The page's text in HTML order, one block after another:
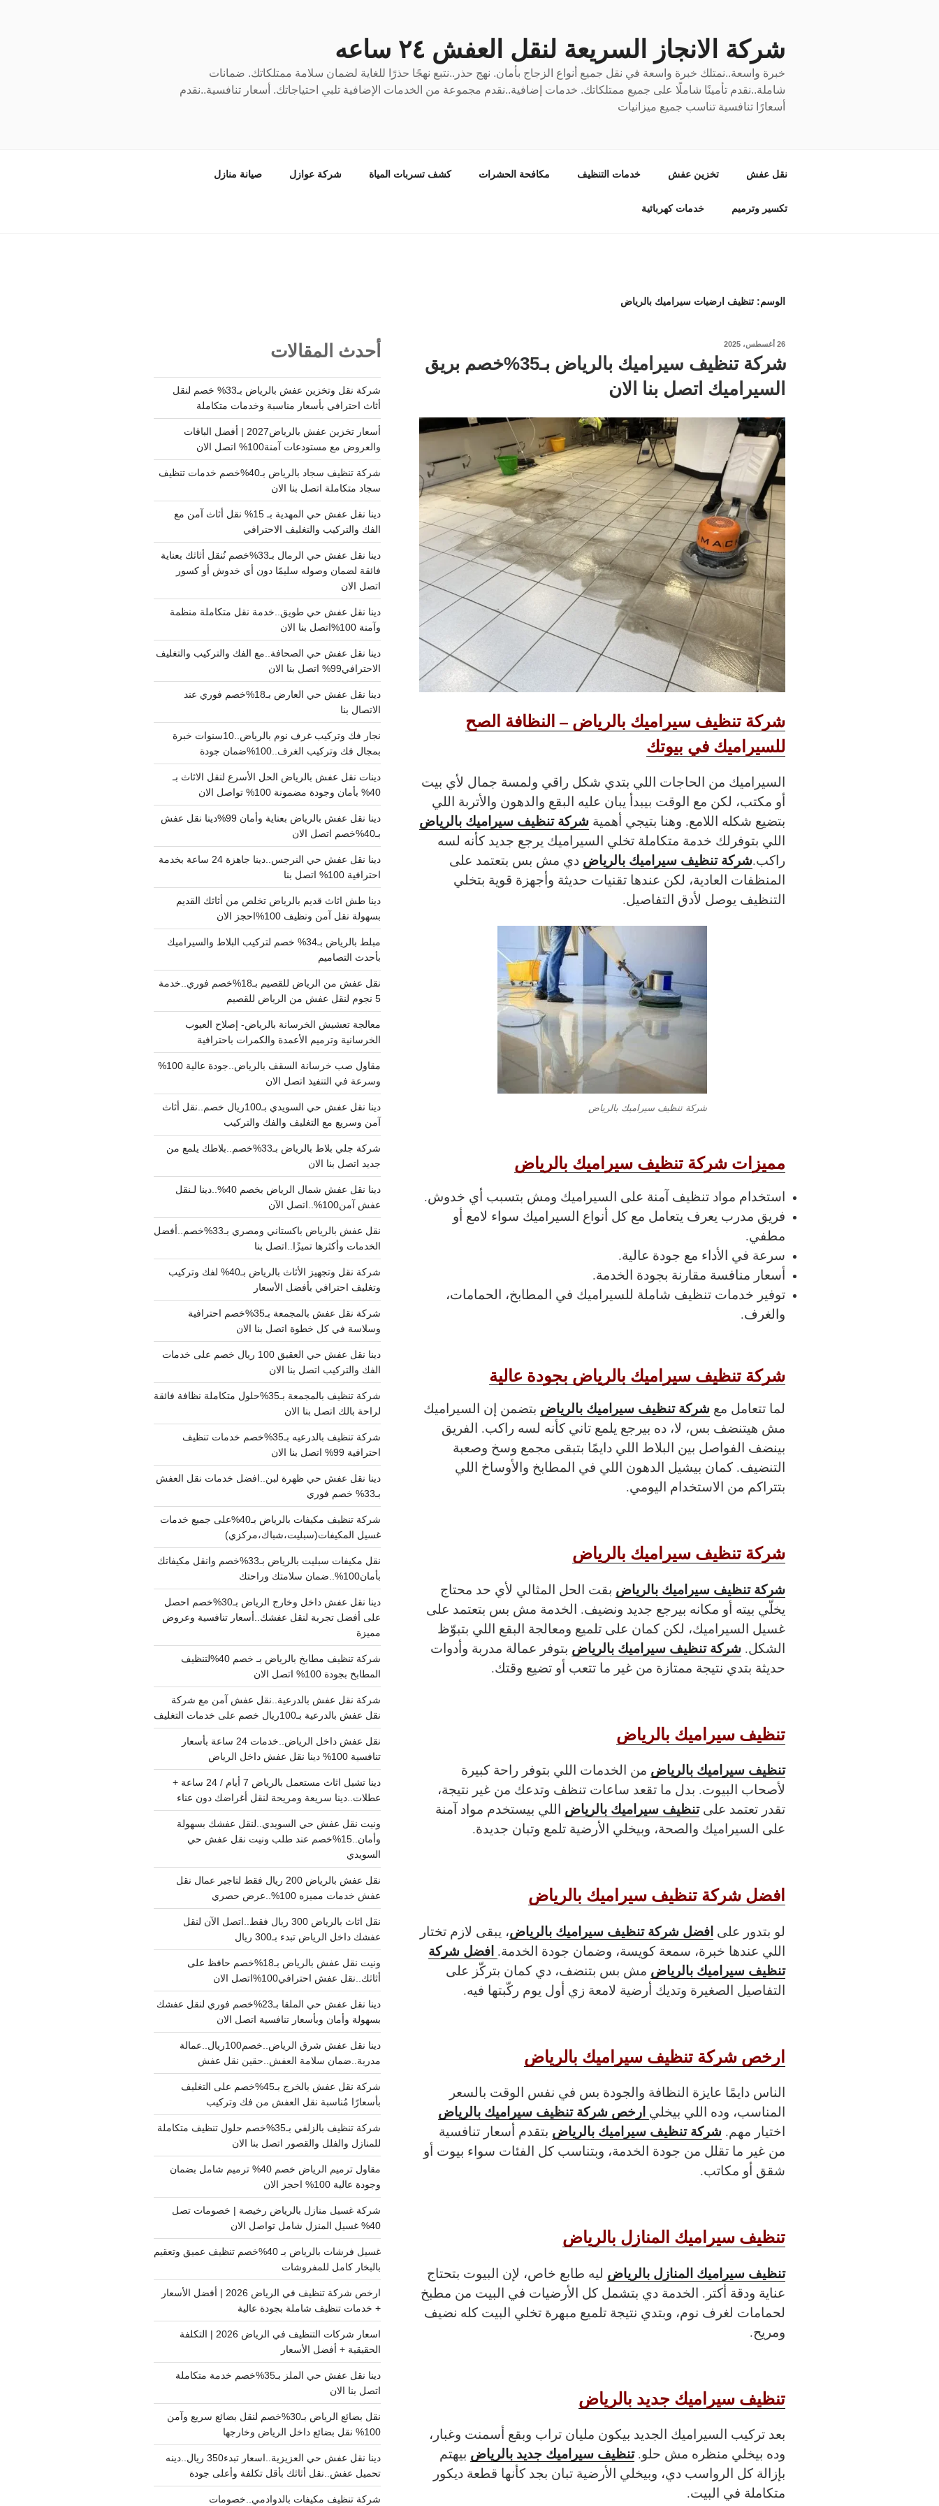
شركة الانجاز السريعة لنقل العفش ٢٤ ساعه
خبرة واسعة..نمتلك خبرة واسعة في نقل جميع أنواع الزجاج بأمان. نهج حذر..نتبع نهجًا حذرًا للغاية لضمان سلامة ممتلكاتك. ضمانات
شاملة..نقدم تأمينًا شاملًا على جميع ممتلكاتك. خدمات إضافية..نقدم مجموعة من الخدمات الإضافية تلبي احتياجاتك. أسعار تنافسية..نقدم
أسعارًا تنافسية تناسب جميع ميزانيات
نقل عفش تخزين عفش خدمات التنظيف مكافحة الحشرات كشف تسربات المياة شركة عوازل صيانة منازل
تكسير وترميم خدمات كهربائية
الوسم: تنظيف ارضيات سيراميك بالرياض
نُشر
26 أغسطس، 2025
شركة تنظيف سيراميك بالرياض بـ35%خصم بريق
السيراميك اتصل بنا الان
شركة تنظيف سيراميك بالرياض – النظافة الصح
للسيراميك في بيوتك
السيراميك من الحاجات اللي بتدي شكل راقي ولمسة جمال لأي بيت
أو مكتب، لكن مع الوقت بيبدأ يبان عليه البقع والدهون والأتربة اللي
بتضيع شكله اللامع. وهنا بتيجي أهمية شركة تنظيف سيراميك بالرياض
اللي بتوفرلك خدمة متكاملة تخلي السيراميك يرجع جديد كأنه لسه
راكب.شركة تنظيف سيراميك بالرياض دي مش بس بتعتمد على
المنظفات العادية، لكن عندها تقنيات حديثة وأجهزة قوية بتخلي
التنظيف يوصل لأدق التفاصيل.
شركة تنظيف سيراميك بالرياض
مميزات شركة تنظيف سيراميك بالرياض
استخدام مواد تنظيف آمنة على السيراميك ومش بتسبب أي خدوش.
فريق مدرب يعرف يتعامل مع كل أنواع السيراميك سواء لامع أو
مطفي.
سرعة في الأداء مع جودة عالية.
أسعار منافسة مقارنة بجودة الخدمة.
توفير خدمات تنظيف شاملة للسيراميك في المطابخ، الحمامات،
والغرف.
شركة تنظيف سيراميك بالرياض بجودة عالية
لما تتعامل مع شركة تنظيف سيراميك بالرياض بتضمن إن السيراميك
مش هيتنضف بس، لا، ده بيرجع يلمع تاني كأنه لسه راكب. الفريق
بينضف الفواصل بين البلاط اللي دايمًا بتبقى مجمع وسخ وصعبة
التنضيف. كمان بيشيل الدهون اللي في المطابخ والأوساخ اللي
بتتراكم من الاستخدام اليومي.
شركة تنظيف سيراميك بالرياض
شركة تنظيف سيراميك بالرياض بقت الحل المثالي لأي حد محتاج
يخلّي بيته أو مكانه بيرجع جديد ونضيف. الخدمة مش بس بتعتمد على
غسيل السيراميك، لكن كمان على تلميع ومعالجة البقع اللي بتبوّظ
الشكل. شركة تنظيف سيراميك بالرياض بتوفر عمالة مدربة وأدوات
حديثة بتدي نتيجة ممتازة من غير ما تتعب أو تضيع وقتك.
تنظيف سيراميك بالرياض
تنظيف سيراميك بالرياض من الخدمات اللي بتوفر راحة كبيرة
لأصحاب البيوت. بدل ما تقعد ساعات تنظف وتدعك من غير نتيجة،
تقدر تعتمد علىتنظيف سيراميك بالرياض اللي بيستخدم مواد آمنة
على السيراميك والصحة، وبيخلي الأرضية تلمع وتبان جديدة.
افضل شركة تنظيف سيراميك بالرياض
لو بتدور على افضل شركة تنظيف سيراميك بالرياض، يبقى لازم تختار
اللي عندها خبرة، سمعة كويسة، وضمان جودة الخدمة. افضل شركة
تنظيف سيراميك بالرياض مش بس بتنضف، دي كمان بتركّز على
التفاصيل الصغيرة وتديك أرضية لامعة زي أول يوم ركّبتها فيه.
ارخص شركة تنظيف سيراميك بالرياض
الناس دايمًا عايزة النظافة والجودة بس في نفس الوقت بالسعر
المناسب، وده اللي بيخلي ارخص شركة تنظيف سيراميك بالرياض
اختيار مهم. شركة تنظيف سيراميك بالرياض بتقدم أسعار تنافسية
من غير ما تقلل من جودة الخدمة، وبتناسب كل الفئات سواء بيوت أو
شقق أو مكاتب.
تنظيف سيراميك المنازل بالرياض
تنظيف سيراميك المنازل بالرياض ليه طابع خاص، لإن البيوت بتحتاج
عناية ودقة أكتر. الخدمة دي بتشمل كل الأرضيات في البيت من مطبخ
لحمامات لغرف نوم، وبتدي نتيجة تلميع مبهرة تخلي البيت كله نضيف
ومريح.
تنظيف سيراميك جديد بالرياض
بعد تركيب السيراميك الجديد بيكون مليان تراب وبقع أسمنت وغبار،
وده بيخلي منظره مش حلو.تنظيف سيراميك جديد بالرياض بيهتم
بإزالة كل الرواسب دي، وبيخلي الأرضية تبان بجد كأنها قطعة ديكور
متكاملة في البيت.
أحدث المقالات
شركة نقل وتخزين عفش بالرياض بـ33% خصم لنقل
أثاث احترافي بأسعار مناسبة وخدمات متكاملة
أسعار تخزين عفش بالرياض2027 | أفضل الباقات
والعروض مع مستودعات آمنة100% اتصل الان
شركة تنظيف سجاد بالرياض بـ40%خصم خدمات تنظيف
سجاد متكاملة اتصل بنا الان
دينا نقل عفش حي المهدية بـ 15% نقل أثاث آمن مع
الفك والتركيب والتغليف الاحترافي
دينا نقل عفش حي الرمال بـ33%خصم نُنقل أثاثك بعناية
فائقة لضمان وصوله سليمًا دون أي خدوش أو كسور
اتصل الان
دينا نقل عفش حي طويق..خدمة نقل متكاملة منظمة
وآمنة 100%اتصل بنا الان
دينا نقل عفش حي الصحافة..مع الفك والتركيب والتغليف
الاحترافي99% اتصل بنا الان
دينا نقل عفش حي العارض بـ18%خصم فوري عند
الاتصال بنا
نجار فك وتركيب غرف نوم بالرياض..10سنوات خبرة
بمجال فك وتركيب الغرف..100%ضمان جودة
دينات نقل عفش بالرياض الحل الأسرع لنقل الاثاث بـ
40% بأمان وجودة مضمونة 100% تواصل الان
دينا نقل عفش بالرياض بعناية وأمان 99%دينا نقل عفش
بـ40%خصم اتصل الان
دينا نقل عفش حي النرجس..دينا جاهزة 24 ساعة بخدمة
احترافية 100% اتصل بنا
دينا طش اثاث قديم بالرياض تخلص من أثاثك القديم
بسهولة نقل آمن ونظيف 100%احجز الان
مبلط بالرياض بـ34% خصم لتركيب البلاط والسيراميك
بأحدث التصاميم
نقل عفش من الرياض للقصيم بـ18%خصم فوري..خدمة
5 نجوم لنقل عفش من الرياض للقصيم
معالجة تعشيش الخرسانة بالرياض- إصلاح العيوب
الخرسانية وترميم الأعمدة والكمرات باحترافية
مقاول صب خرسانة السقف بالرياض..جودة عالية 100%
وسرعة في التنفيذ اتصل الان
دينا نقل عفش حي السويدي بـ100ريال خصم..نقل أثاث
آمن وسريع مع التغليف والفك والتركيب
شركة جلي بلاط بالرياض بـ33%خصم..بلاطك يلمع من
جديد اتصل بنا الان
دينا نقل عفش شمال الرياض بخصم 40%..دينا لـنقل
عفش آمن100%..اتصل الآن
نقل عفش بالرياض باكستاني ومصري بـ33%خصم..أفضل
الخدمات وأكثرها تميزًا..اتصل بنا
شركة نقل وتجهيز الأثاث بالرياض بـ40% لفك وتركيب
وتغليف احترافي بأفضل الأسعار
شركة نقل عفش بالمجمعة بـ35%خصم احترافية
وسلاسة في كل خطوة اتصل بنا الان
دينا نقل عفش حي العقيق 100 ريال خصم على خدمات
الفك والتركيب اتصل بنا الان
شركة تنظيف بالمجمعة بـ35%حلول متكاملة نظافة فائقة
لراحة بالك اتصل بنا الان
شركة تنظيف بالدرعيه بـ35%خصم خدمات تنظيف
احترافية 99% اتصل بنا الان
دينا نقل عفش حي ظهرة لبن..افضل خدمات نقل العفش
بـ33% خصم فوري
شركة تنظيف مكيفات بالرياض بـ40%على جميع خدمات
غسيل المكيفات(سبليت،شباك،مركزي)
نقل مكيفات سبليت بالرياض بـ33%خصم وانقل مكيفاتك
بأمان100%..ضمان سلامتك وراحتك
دينا نقل عفش داخل وخارج الرياض بـ30%خصم احصل
على أفضل تجربة لنقل عفشك..أسعار تنافسية وعروض
مميزة
شركة تنظيف مطابخ بالرياض بـ خصم 40%لتنظيف
المطابخ بجودة 100% اتصل الان
شركة نقل عفش بالدرعية..نقل عفش آمن مع شركة
نقل عفش بالدرعية بـ100ريال خصم على خدمات التغليف
نقل عفش داخل الرياض..خدمات 24 ساعة بأسعار
تنافسية 100% دينا نقل عفش داخل الرياض
دينا تشيل اثاث مستعمل بالرياض 7 أيام / 24 ساعة +
عطلات..دينا سريعة ومريحة لنقل أغراضك دون عناء
ونيت نقل عفش حي السويدي..لنقل عفشك بسهولة
وأمان..15%خصم عند طلب ونيت نقل عفش حي
السويدي
نقل عفش بالرياض 200 ريال فقط لتاجير عمال نقل
عفش خدمات مميزه 100%..عرض حصري
نقل اثاث بالرياض 300 ريال فقط..اتصل الآن لنقل
عفشك داخل الرياض تبدء بـ300 ريال
ونيت نقل عفش بالرياض بـ18%خصم حافظ على
أثاثك..نقل عفش احترافي100%اتصل الان
دينا نقل عفش حي الملقا بـ23%خصم فوري لنقل عفشك
بسهولة وأمان وبأسعار تنافسية اتصل الان
دينا نقل عفش شرق الرياض..خصم100ريال..عمالة
مدربة..ضمان سلامة العفش..حقين نقل عفش
شركة نقل عفش بالخرج بـ45%خصم على التغليف
بأسعارًا مُناسبة نقل العفش من فك وتركيب
شركة تنظيف بالزلفي بـ35%خصم حلول تنظيف متكاملة
للمنازل والفلل والقصور اتصل بنا الان
مقاول ترميم الرياض خصم 40% ترميم شامل بضمان
وجودة عالية 100% احجز الان
شركة غسيل منازل بالرياض رخيصة | خصومات تصل
40% غسيل المنزل شامل تواصل الان
غسيل فرشات بالرياض بـ 40%خصم تنظيف عميق وتعقيم
بالبخار كامل للمفروشات
ارخص شركة تنظيف في الرياض 2026 | أفضل الأسعار
+ خدمات تنظيف شاملة بجودة عالية
اسعار شركات التنظيف في الرياض 2026 | التكلفة
الحقيقية + أفضل الأسعار
دينا نقل عفش حي الملز بـ35%خصم خدمة متكاملة
اتصل بنا الان
نقل بضائع الرياض بـ30%خصم لنقل بضائع سريع وآمن
100% نقل بضائع داخل الرياض وخارجها
دينا نقل عفش حي العزيزية..اسعار تبدء350 ريال..دينه
تحميل عفش..نقل أثاثك بأقل تكلفة وأعلى جودة
شركة تنظيف مكيفات بالدوادمي..خصومات